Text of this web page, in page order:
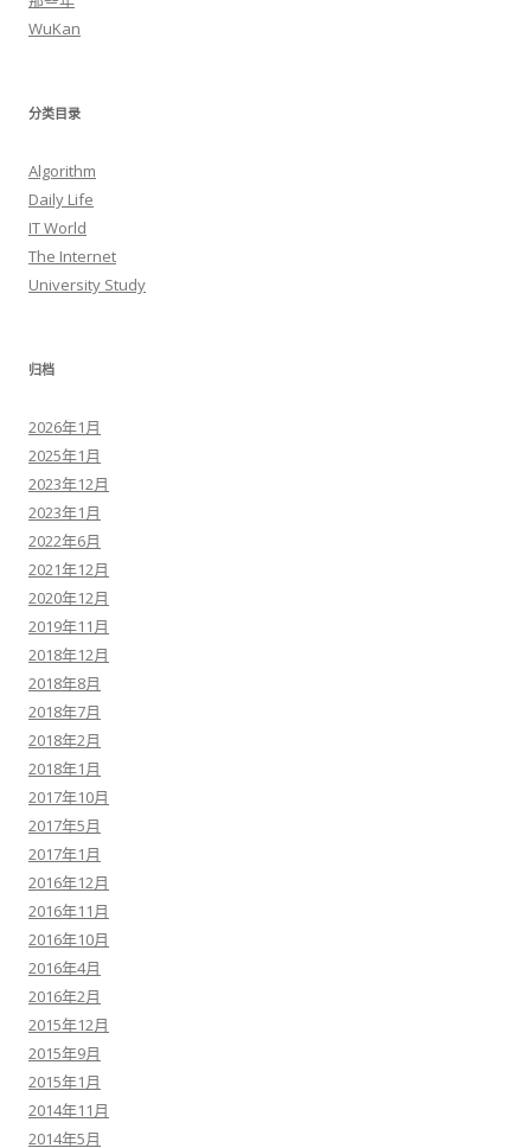
WuKan
分类目录
Algorithm
Daily Life
IT World
The Internet
University Study
归档
2026年1月
2025年1月
2023年12月
2023年1月
2022年6月
2021年12月
2020年12月
2019年11月
2018年12月
2018年8月
2018年7月
2018年2月
2018年1月
2017年10月
2017年5月
2017年1月
2016年12月
2016年11月
2016年10月
2016年4月
2016年2月
2015年12月
2015年9月
2015年1月
2014年11月
2014年5月